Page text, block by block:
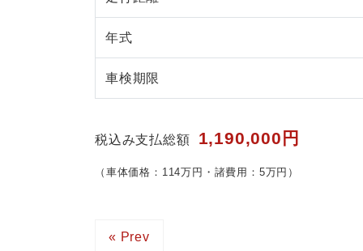
年式
車検期限
税込み支払総額 1,190,000円
（車体価格：114万円・諸費用：5万円）
« Prev